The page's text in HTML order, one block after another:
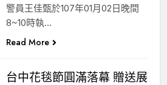
警員王佳甄於107年01月02日晚間
8~10時執…
Read More
台中花毯節圓滿落幕 贈送展